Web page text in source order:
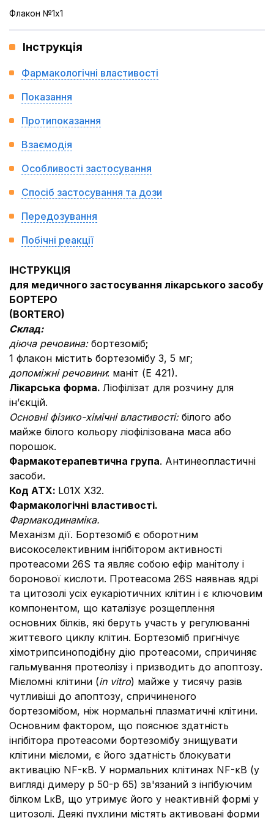
Флакон №1x1
Інструкція
Фармакологічні властивості
Показання
Протипоказання
Взаємодія
Особливості застосування
Спосіб застосування та дози
Передозування
Побічні реакції
IНСТРУКЦIЯ
для медичного застосування лікарського засобу
БОРТЕРО
(BORTERO)
Склад:
діюча речовина: бортезоміб;
1 флакон містить бортезомібу 3, 5 мг;
допоміжні речовини: маніт (Е 421).
Лікарська форма. Ліофілізат для розчину для
ін’єкцій.
Основні фізико-хімічні властивості: білого або
майже білого кольору ліофілізована маса або
порошок.
Фармакотерапевтична група. Антинеопластичні
засоби.
Код АТХ: L01Х Х32.
Фармакологічні властивості.
Фармакодинаміка.
Механізм дії. Бортезоміб є оборотним
високоселективним інгібітором активності
протеасоми 26S та являє собою ефір манітолу і
боронової кислоти. Протеасома 26S наявнав ядрі
та цитозолі усіх еукаріотичних клітин і є ключовим
компонентом, що каталізує розщеплення
основних білків, які беруть участь у регулюванні
життєвого циклу клітин. Бортезоміб пригнічує
хімотрипсиноподібну дію протеасоми, спричиняє
гальмування протеолізу і призводить до апоптозу.
Мієломні клітини (in vitro) майже у тисячу разів
чутливіші до апоптозу, спричиненого
бортезомібом, ніж нормальні плазматичні клітини.
Основним фактором, що пояснює здатність
інгібітора протеасоми бортезомібу знищувати
клітини мієломи, є його здатність блокувати
активацію NF-κB. У нормальних клітинах NF-κB (у
вигляді димеру р 50-р 65) зв'язаний з інгібуючим
білком LκB, що утримує його у неактивній формі у
цитозолі. Деякі пухлини містять активовані форми